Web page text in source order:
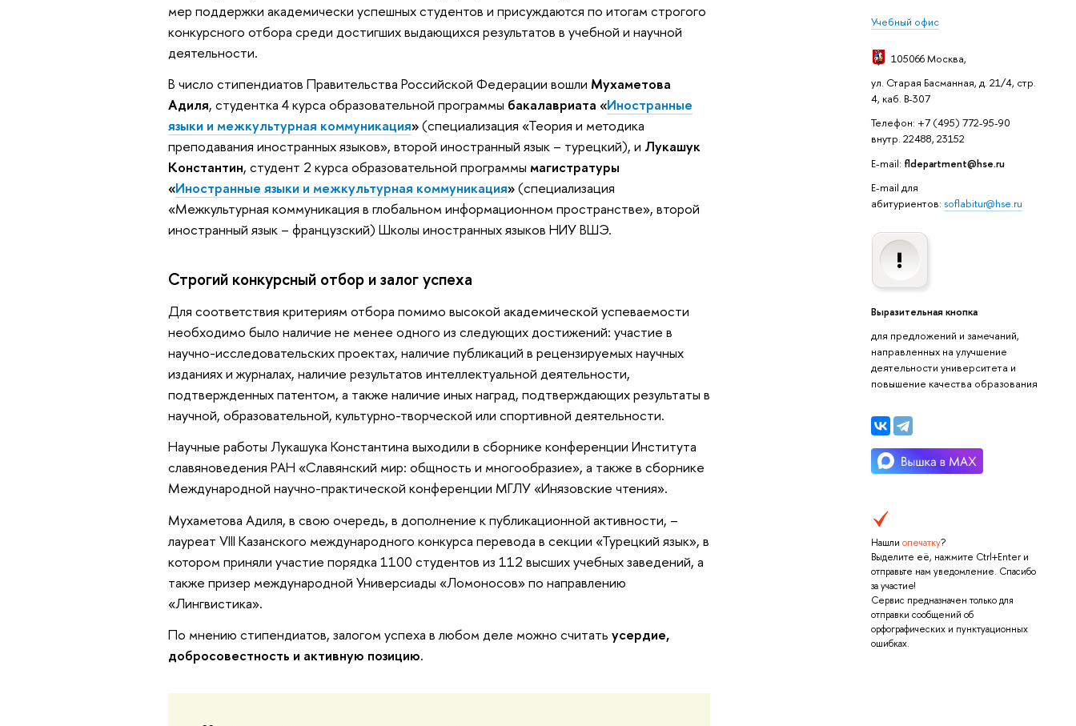
Учебный офис
105066 Москва,
ул. Старая Басманная, д. 21/4, стр.
4, каб. В-307
Телефон: +7 (495) 772-95-90
внутр. 22488, 23152
E-mail: fldepartment@hse.ru
E-mail для
абитуриентов: soflabitur@hse.ru
Выразительная кнопка
для предложений и замечаний,
направленных на улучшение
деятельности университета и
повышение качества образования
Нашли опечатку?
Выделите её, нажмите Ctrl+Enter и
отправьте нам уведомление. Спасибо
за участие!
Сервис предназначен только для
отправки сообщений об
орфографических и пунктуационных
ошибках.
мер поддержки академически успешных студентов и присуждаются по итогам строгого
конкурсного отбора среди достигших выдающихся результатов в учебной и научной
деятельности.
В число стипендиатов Правительства Российской Федерации вошли Мухаметова
Адиля, студентка 4 курса образовательной программы бакалавриата «Иностранные
языки и межкультурная коммуникация»(специализация «Теория и методика
преподавания иностранных языков», второй иностранный язык – турецкий), и Лукашук
Константин, студент 2 курса образовательной программы магистратуры
«Иностранные языки и межкультурная коммуникация»(специализация
«Межкультурная коммуникация в глобальном информационном пространстве», второй
иностранный язык – французский) Школы иностранных языков НИУ ВШЭ.
Строгий конкурсный отбор и залог успеха
Для соответствия критериям отбора помимо высокой академической успеваемости
необходимо было наличие не менее одного из следующих достижений: участие в
научно-исследовательских проектах, наличие публикаций в рецензируемых научных
изданиях и журналах, наличие результатов интеллектуальной деятельности,
подтвержденных патентом, а также наличие иных наград, подтверждающих результаты в
научной, образовательной, культурно-творческой или спортивной деятельности.
Научные работы Лукашука Константина выходили в сборнике конференции Института
славяноведения РАН «Славянский мир: общность и многообразие», а также в сборнике
Международной научно-практической конференции МГЛУ «Инязовские чтения».
Мухаметова Адиля, в свою очередь, в дополнение к публикационной активности, –
лауреат VIII Казанского международного конкурса перевода в секции «Турецкий язык», в
котором приняли участие порядка 1100 студентов из 112 высших учебных заведений, а
также призер международной Универсиады «Ломоносов» по направлению
«Лингвистика».
По мнению стипендиатов, залогом успеха в любом деле можно считать усердие,
добросовестность и активную позицию.